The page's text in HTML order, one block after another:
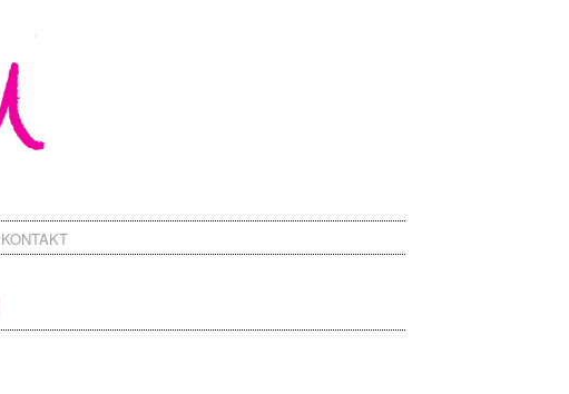
KONTAKT